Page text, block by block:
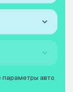
параметры авто